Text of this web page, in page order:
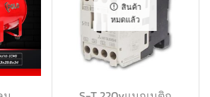
สินค้า
หมดแล้ว